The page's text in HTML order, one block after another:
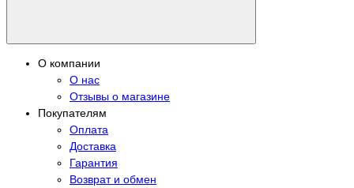
О компании
О нас
Отзывы о магазине
Покупателям
Оплата
Доставка
Гарантия
Возврат и обмен